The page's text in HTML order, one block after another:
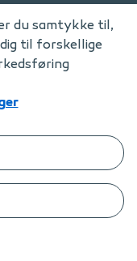
du samtykke til,
til forskellige